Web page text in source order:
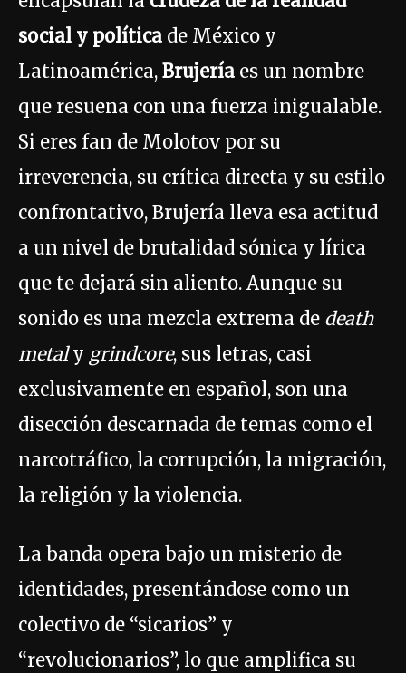
social y política de México y
Latinoamérica, Brujería es un nombre
que resuena con una fuerza inigualable.
Si eres fan de Molotov por su
irreverencia, su crítica directa y su estilo
confrontativo, Brujería lleva esa actitud
a un nivel de brutalidad sónica y lírica
que te dejará sin aliento. Aunque su
sonido es una mezcla extrema de death
metaly grindcore, sus letras, casi
exclusivamente en español, son una
disección descarnada de temas como el
narcotráfico, la corrupción, la migración,
la religión y la violencia.
La banda opera bajo un misterio de
identidades, presentándose como un
colectivo de “sicarios” y
“revolucionarios”, lo que amplifica su